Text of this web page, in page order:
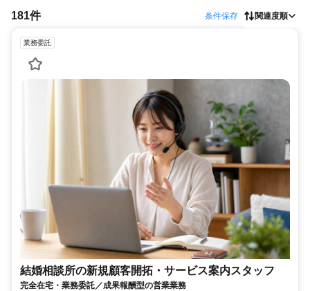
181件 条件保存 関連度順
業務委託
結婚相談所の新規顧客開拓・サービス案内スタッフ
完全在宅・業務委託／成果報酬型の営業業務